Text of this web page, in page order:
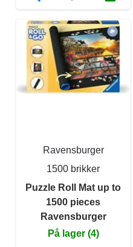
Ravensburger
1500 brikker
Puzzle Roll Mat up to
1500 pieces
Ravensburger
På lager (4)